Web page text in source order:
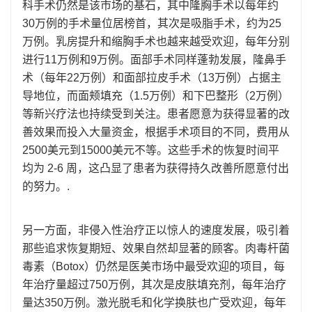
科手术仍然是该市场的基石，其中隆胸手术以每年约
30万例的手术量位居榜首，其次是吸脂手术，约为25
万例。乳房提升和缩胸手术也越来越受欢迎，每年分别
进行11万例和9万例。面部手术同样蓬勃发展，隆鼻手
术（每年22万例）和面部拉皮手术（13万例）占据主
导地位，而面颊填充（1.5万例）和下巴整形（2万例）
等新兴疗法也持续受到关注。患者愿意为获得显著的改
善效果而投入大量资金，根据手术项目的不同，费用从
2500美元到15000美元不等。这些手术的恢复时间平
均为 2-6 周，这凸显了患者为获得持久改善所愿意付出
的努力。.
另一方面，非侵入性治疗正以惊人的速度发展，吸引着
那些追求恢复期短、效果自然却显著的顾客。肉毒杆菌
毒素（Botox）仍然是医美市场中最受欢迎的项目，每
年治疗量超过750万例，其次是皮肤填充剂，每年治疗
量达350万例。激光脱毛和化学换肤也广受欢迎，每年